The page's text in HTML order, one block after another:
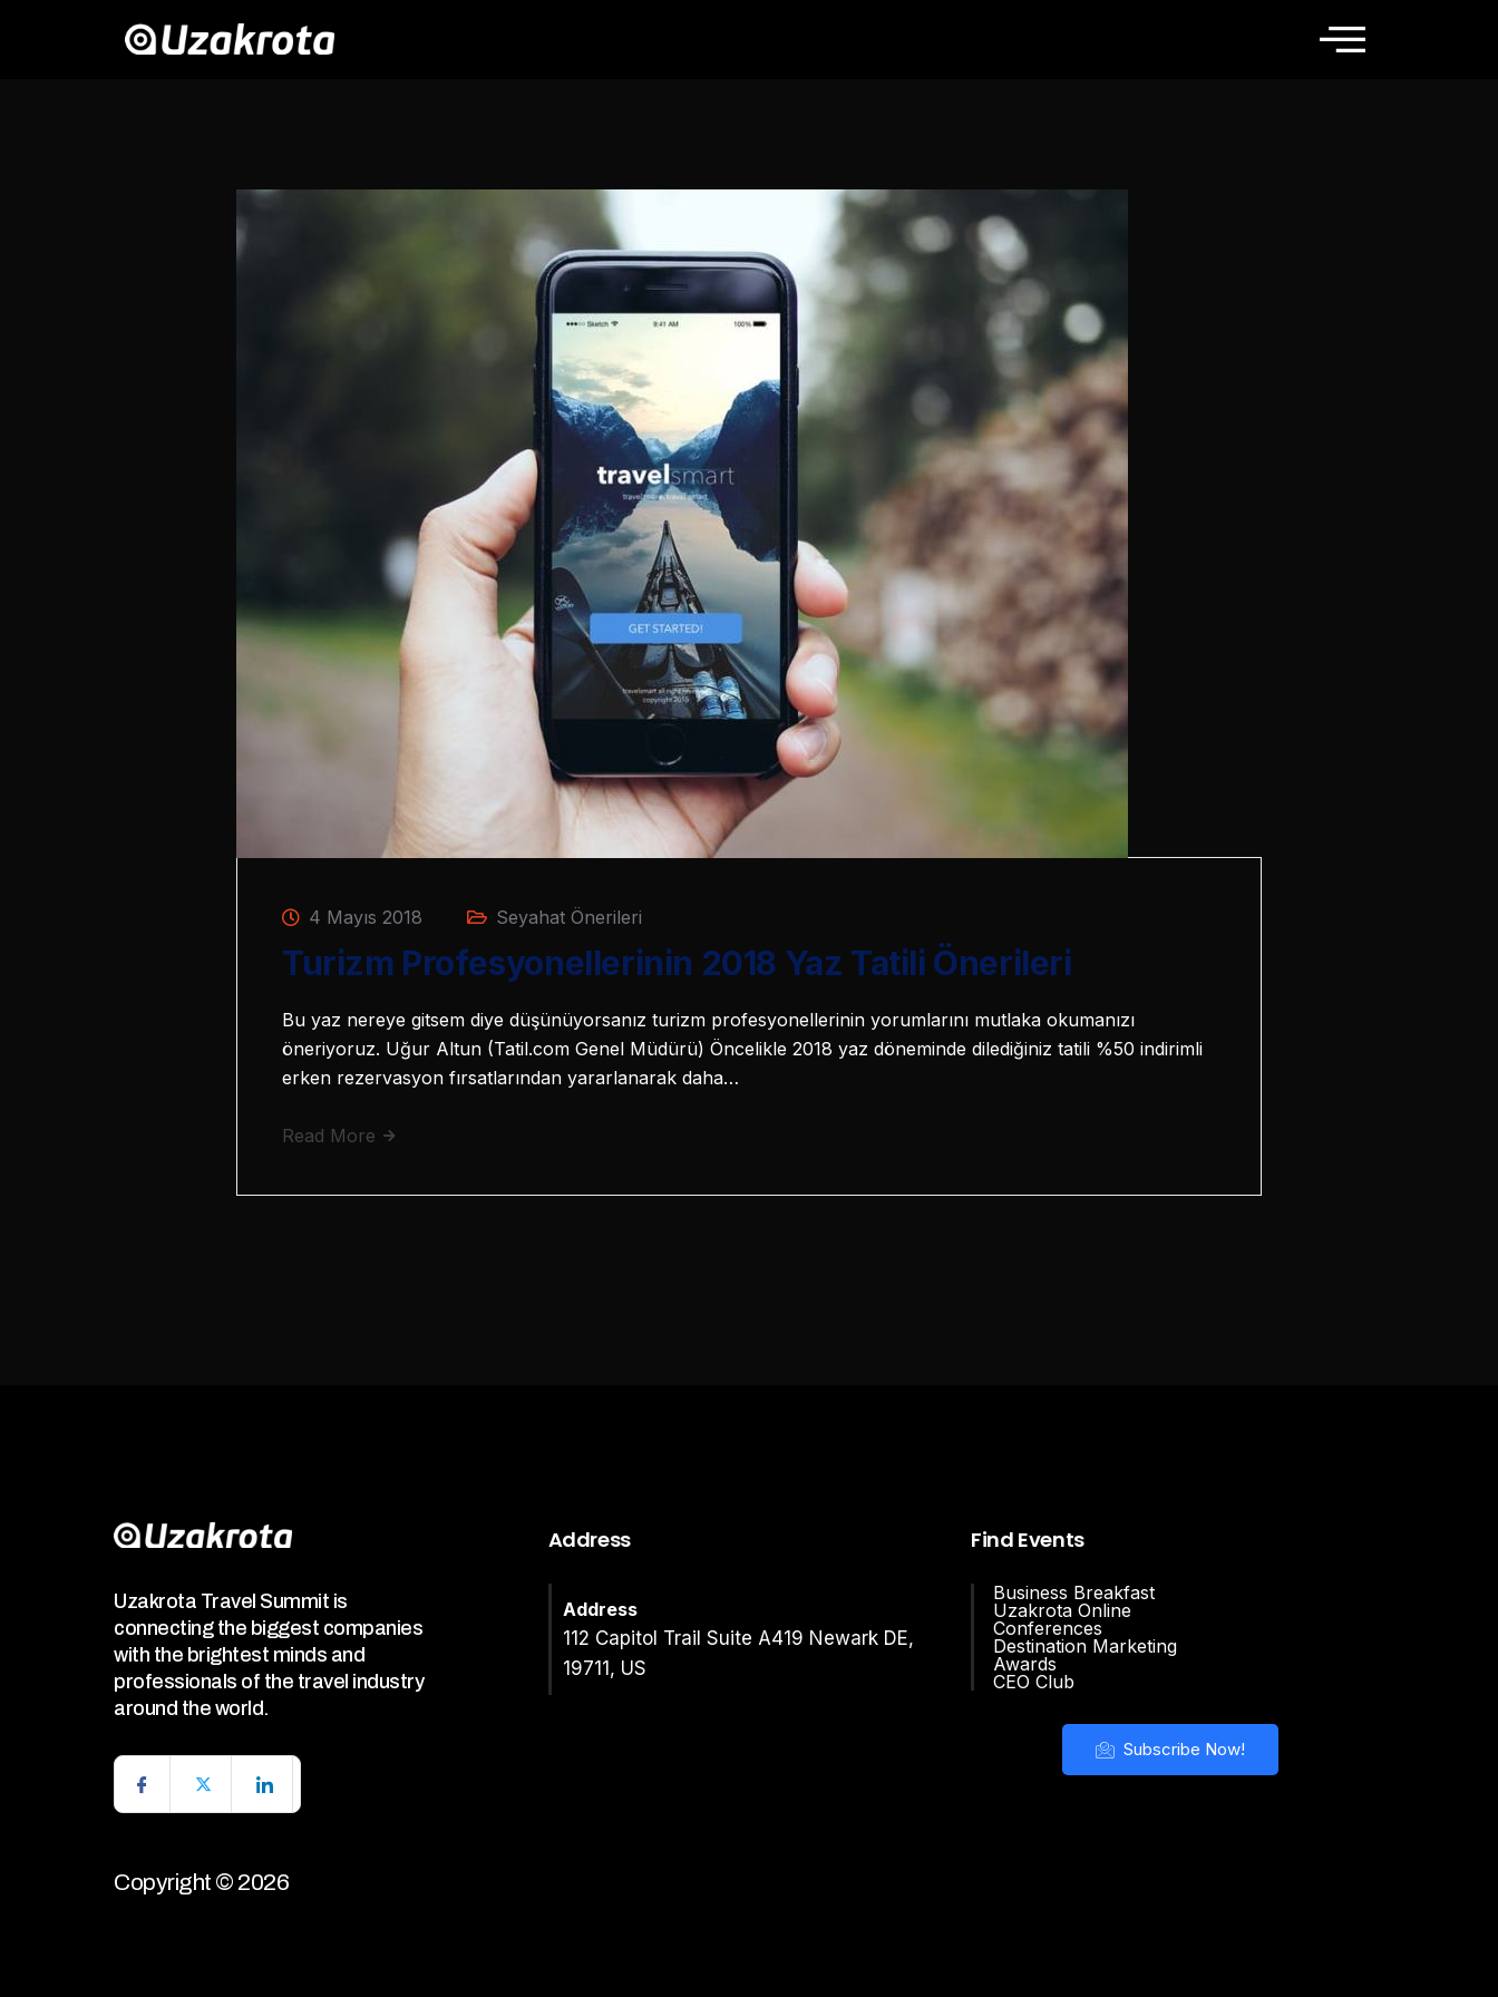
4 Mayıs 2018 Seyahat Önerileri
Turizm Profesyonellerinin 2018 Yaz Tatili Önerileri
Bu yaz nereye gitsem diye düşünüyorsanız turizm profesyonellerinin yorumlarını mutlaka okumanızı
öneriyoruz. Uğur Altun (Tatil.com Genel Müdürü) Öncelikle 2018 yaz döneminde dilediğiniz tatili %50 indirimli
erken rezervasyon fırsatlarından yararlanarak daha…
Read More
Uzakrota Travel Summit is
connecting the biggest companies
with the brightest minds and
professionals of the travel industry
around the world.
Copyright © 2026
Address
Address
112 Capitol Trail Suite A419 Newark DE,
19711, US
Find Events
Business Breakfast
Uzakrota Online
Conferences
Destination Marketing
Awards
CEO Club
Subscribe Now!